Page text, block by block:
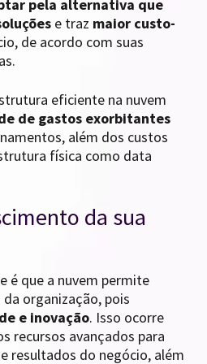
pela alternativa que
e traz maior custo-
de acordo com suas
eficiente na nuvem
de gastos exorbitantes
além dos custos
física como data
da sua
é que a nuvem permite
organização, pois
e inovação. Isso ocorre
recursos avançados para
resultados do negócio, além